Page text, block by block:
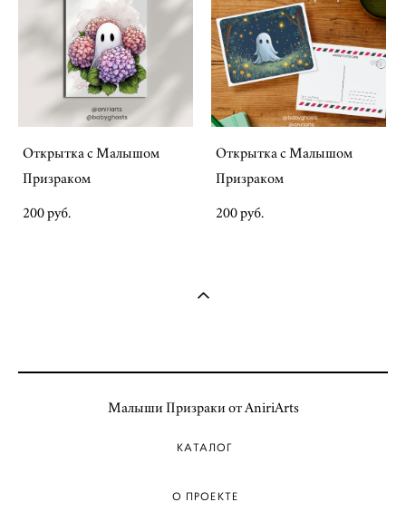
Открытка с Малышом
Призраком
200 pуб.
Открытка с Малышом
Призраком
200 pуб.
Малыши Призраки от AniriArts
КАТАЛОГ
О ПРОЕКТЕ